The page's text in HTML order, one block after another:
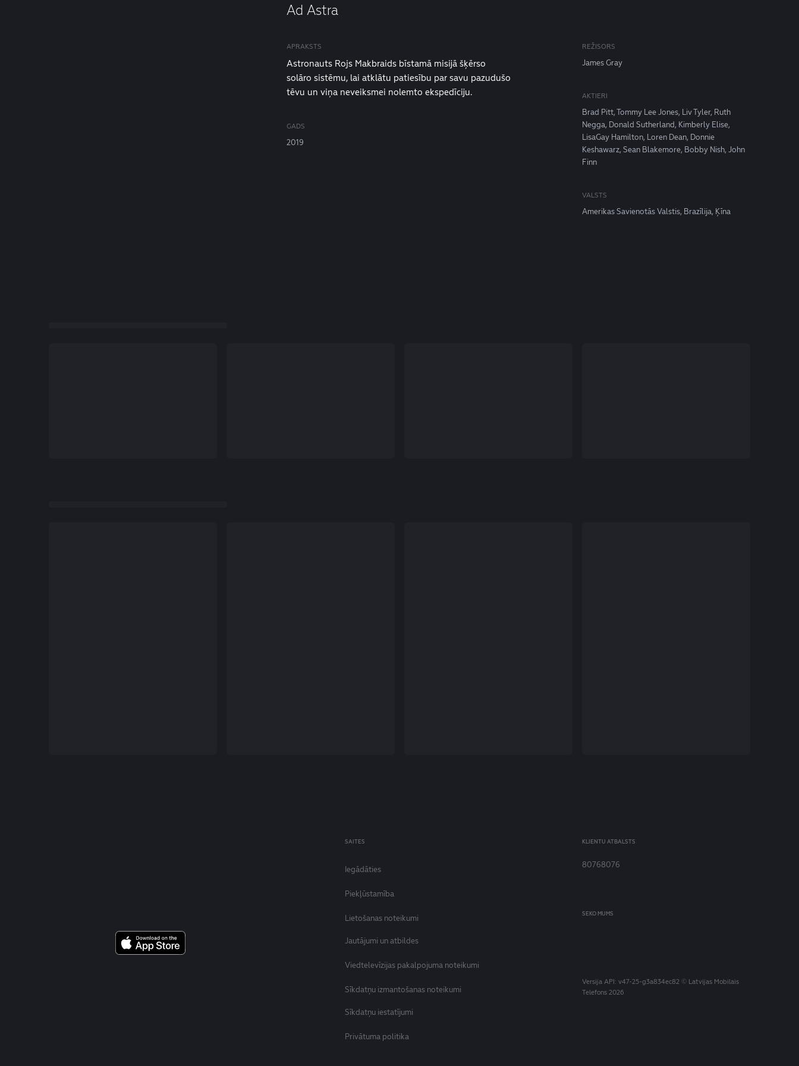
Ad Astra
APRAKSTS
Astronauts Rojs Makbraids bīstamā misijā šķērso
solāro sistēmu, lai atklātu patiesību par savu pazudušo
tēvu un viņa neveiksmei nolemto ekspedīciju.
GADS
2019
REŽISORS
James Gray
AKTIERI
Brad Pitt, Tommy Lee Jones, Liv Tyler, Ruth
Negga, Donald Sutherland, Kimberly Elise,
LisaGay Hamilton, Loren Dean, Donnie
Keshawarz, Sean Blakemore, Bobby Nish, John
Finn
VALSTS
Amerikas Savienotās Valstis, Brazīlija, Ķīna
SAITES
Iegādāties
Piekļūstamība
Lietošanas noteikumi
Jautājumi un atbildes
Viedtelevīzijas pakalpojuma noteikumi
Sīkdatņu izmantošanas noteikumi
Sīkdatņu iestatījumi
Privātuma politika
KLIENTU ATBALSTS
80768076
SEKO MUMS
Versija API: v47-25-g3a834ec82© Latvijas Mobilais
Telefons 2026